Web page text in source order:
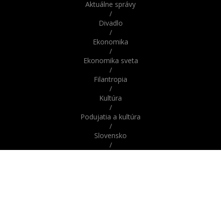
Aktuálne správy
/
Divadlo
/
Ekonomika
/
Ekonomika sveta
/
Filantropia
/
Kultúra
/
Podujatia a kultúra
/
Slovensko
/